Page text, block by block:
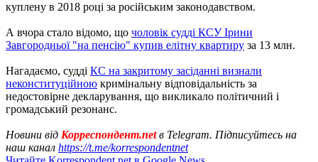
куплену в 2018 році за російським законодавством.
А вчора стало відомо, що чоловік судді КСУ Ірини
Завгородньої "на пенсію" купив елітну квартиру за 13 млн.
Нагадаємо, судді КС на закритому засіданні визнали
неконституційною кримінальну відповідальність за
недостовірне декларування, що викликало політичний і
громадський резонанс.
Новини від Корреспондент.netв Telegram. Підписуйтесь на
наш канал https://t.me/korrespondentnet